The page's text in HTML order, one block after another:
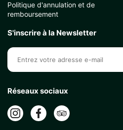
Politique d'annulation et de
remboursement
S'inscrire à la Newsletter
Réseaux sociaux